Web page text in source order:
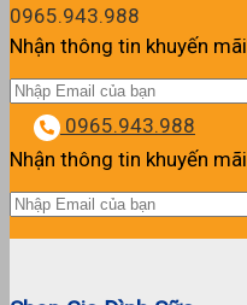
0965.943.988
Nhận thông tin khuyến mãi
0965.943.988
Nhận thông tin khuyến mãi